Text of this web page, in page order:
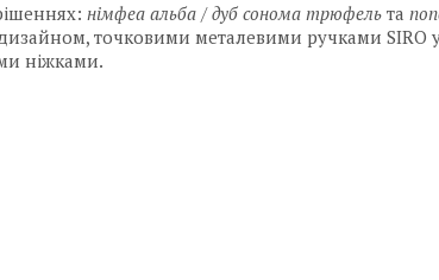
німфеа альба / дуб сонома трюфель та
точковими металевими ручками SIRO
ніжками.